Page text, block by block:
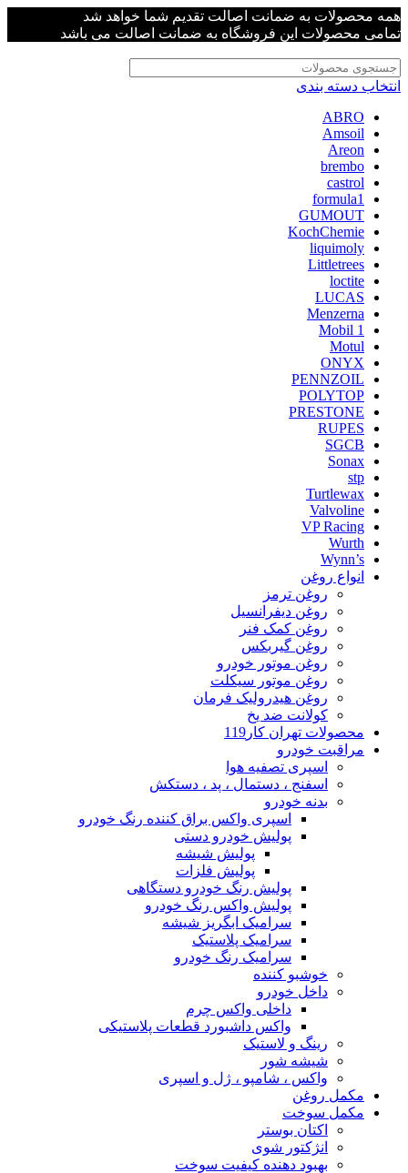
همه محصولات به ضمانت اصالت تقدیم شما خواهد شد
تمامی محصولات این فروشگاه به ضمانت اصالت می باشد
انتخاب دسته بندی
ABRO
Amsoil
Areon
brembo
castrol
formula1
GUMOUT
KochChemie
liquimoly
Littletrees
loctite
LUCAS
Menzerna
Mobil 1
Motul
ONYX
PENNZOIL
POLYTOP
PRESTONE
RUPES
SGCB
Sonax
stp
Turtlewax
Valvoline
VP Racing
Wurth
Wynn’s
انواع روغن
روغن ترمز
روغن دیفرانسیل
روغن کمک فنر
روغن گیربکس
روغن موتور خودرو
روغن موتور سیکلت
روغن هیدرولیک فرمان
کولانت ضد یخ
محصولات تهران کار119
مراقبت خودرو
اسپری تصفیه هوا
اسفنج ، دستمال ، پد ، دستکش
بدنه خودرو
اسپری واکس براق کننده رنگ خودرو
پولیش خودرو دستی
پولیش شیشه
پولیش فلزات
پولیش رنگ خودرو دستگاهی
پولیش واکس رنگ خودرو
سرامیک ابگریز شیشه
سرامیک پلاستیک
سرامیک رنگ خودرو
خوشبو کننده
داخل خودرو
داخلی واکس چرم
واکس داشبورد قطعات پلاستیکی
رینگ و لاستیک
شیشه شور
واکس ، شامپو ، ژل و اسپری
مکمل روغن
مکمل سوخت
اکتان بوستر
انژکتور شوی
بهبود دهنده کیفیت سوخت